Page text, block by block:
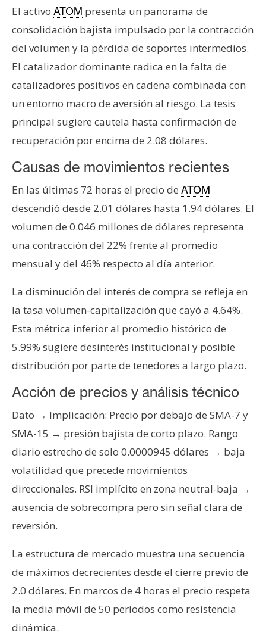
r
e
n
s
a
T
e
m
s
R
e
c
r
o
s
C
o
n
t
a
c
o
y
P
u
b
l
i
i
d
a
d
El activo ATOM presenta un panorama de
consolidación bajista impulsado por la contracción
del volumen y la pérdida de soportes intermedios.
El catalizador dominante radica en la falta de
catalizadores positivos en cadena combinada con
un entorno macro de aversión al riesgo. La tesis
principal sugiere cautela hasta confirmación de
recuperación por encima de 2.08 dólares.
Causas de movimientos recientes
En las últimas 72 horas el precio de ATOM
descendió desde 2.01 dólares hasta 1.94 dólares. El
volumen de 0.046 millones de dólares representa
una contracción del 22% frente al promedio
mensual y del 46% respecto al día anterior.
La disminución del interés de compra se refleja en
la tasa volumen-capitalización que cayó a 4.64%.
Esta métrica inferior al promedio histórico de
5.99% sugiere desinterés institucional y posible
distribución por parte de tenedores a largo plazo.
Acción de precios y análisis técnico
Dato → Implicación: Precio por debajo de SMA-7 y
SMA-15 → presión bajista de corto plazo. Rango
diario estrecho de solo 0.0000945 dólares → baja
volatilidad que precede movimientos
direccionales. RSI implícito en zona neutral-baja →
ausencia de sobrecompra pero sin señal clara de
reversión.
La estructura de mercado muestra una secuencia
de máximos decrecientes desde el cierre previo de
2.0 dólares. En marcos de 4 horas el precio respeta
la media móvil de 50 períodos como resistencia
dinámica.